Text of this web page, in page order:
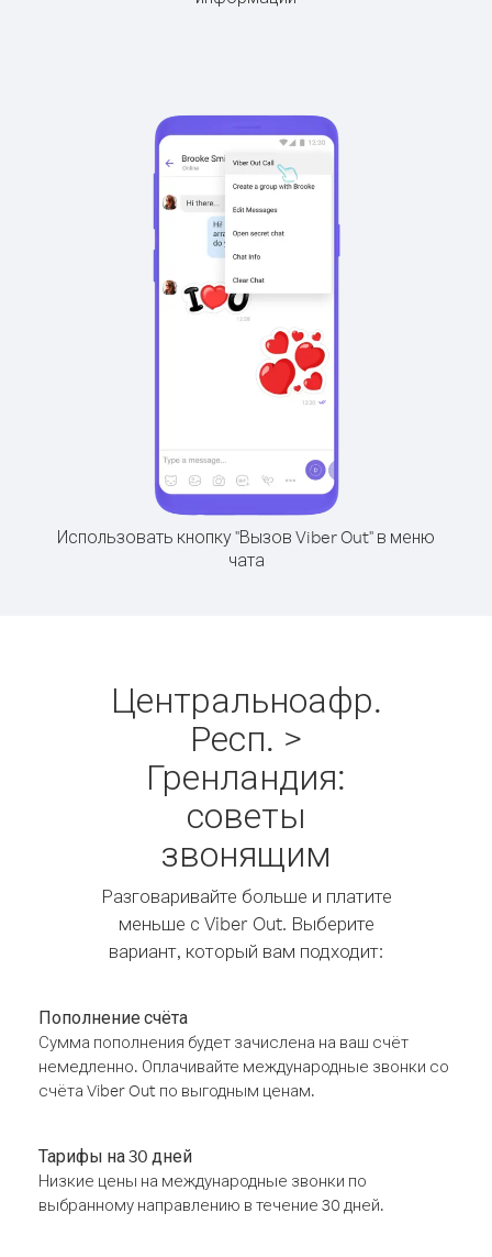
Использовать кнопку "Вызов Viber Out" в меню
чата
Центральноафр.
Респ. >
Гренландия:
советы
звонящим
Разговаривайте больше и платите
меньше с Viber Out. Выберите
вариант, который вам подходит:
Пополнение счёта
Сумма пополнения будет зачислена на ваш счёт
немедленно. Оплачивайте международные звонки со
счёта Viber Out по выгодным ценам.
Тарифы на 30 дней
Низкие цены на международные звонки по
выбранному направлению в течение 30 дней.